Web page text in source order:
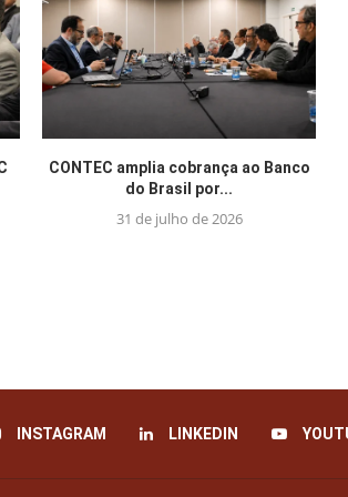
CONTEC amplia cobrança ao Banco
do Brasil por...
31 de julho de 2026
INSTAGRAM LINKEDIN